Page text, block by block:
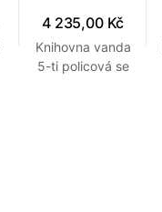
4 235,00 Kč
Knihovna vanda
5-ti policová se